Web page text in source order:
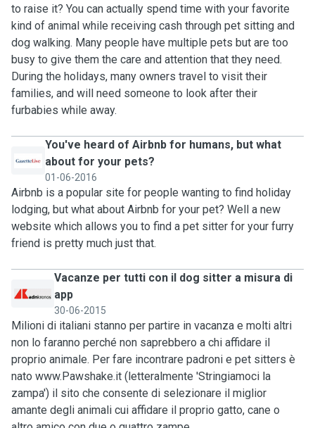
to raise it? You can actually spend time with your favorite
kind of animal while receiving cash through pet sitting and
dog walking. Many people have multiple pets but are too
busy to give them the care and attention that they need.
During the holidays, many owners travel to visit their
families, and will need someone to look after their
furbabies while away.
You've heard of Airbnb for humans, but what
about for your pets?
01-06-2016
Airbnb is a popular site for people wanting to find holiday
lodging, but what about Airbnb for your pet? Well a new
website which allows you to find a pet sitter for your furry
friend is pretty much just that.
Vacanze per tutti con il dog sitter a misura di
app
30-06-2015
Milioni di italiani stanno per partire in vacanza e molti altri
non lo faranno perché non saprebbero a chi affidare il
proprio animale. Per fare incontrare padroni e pet sitters è
nato www.Pawshake.it (letteralmente 'Stringiamoci la
zampa') il sito che consente di selezionare il miglior
amante degli animali cui affidare il proprio gatto, cane o